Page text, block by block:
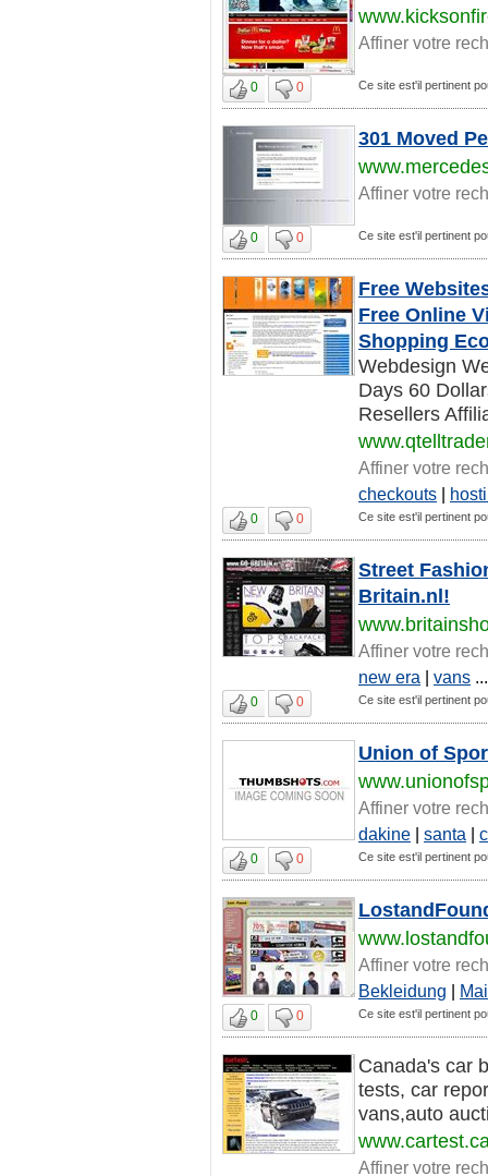
Affiner votre
0 0 Ce site est'il pertinent
301 Moved
Affiner votre
0 0 Ce site est'il pertinent
Free
Free Online
Shopping
Webdesign
Days 60
Resellers
Affiner votre
checkouts |
0 0 Ce site est'il pertinent
Street
Britain.nl!
Affiner votre
new era | vans ...
0 0 Ce site est'il pertinent
Union of
Affiner votre
dakine | santa |
0 0 Ce site est'il pertinent
Affiner votre
Bekleidung |
0 0 Ce site est'il pertinent
Canada's car
tests, car
vans,auto
Affiner votre